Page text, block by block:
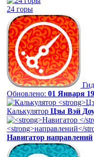
24 горы
Обновлено: 01 Января
Калькулятор Цзы Вэй
Навигатор направлений